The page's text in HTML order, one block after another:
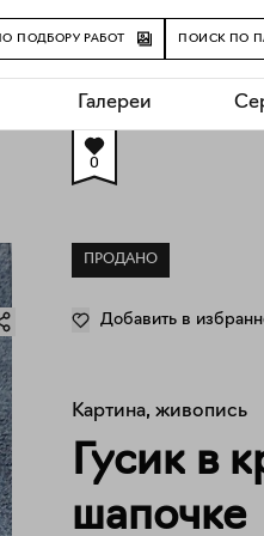
ПОДБОРУ РАБОТ ПОИСК ПО
Галереи
ПРОДАНО
0
Добавить в
Картина, живопись
Гусик в
шапочке